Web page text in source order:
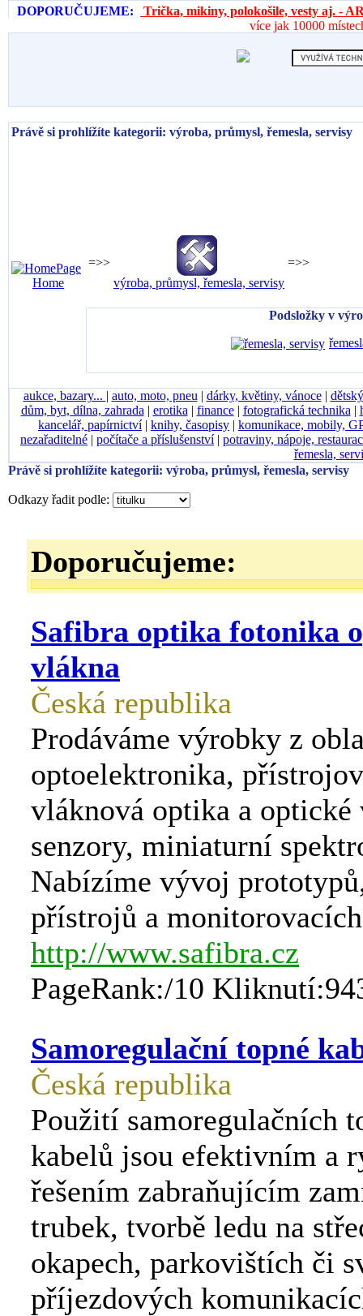
DOPORUČUJEME:
Trička, mikiny, polokošile, vesty aj. -
více jak 10000
Právě si prohlížíte kategorii: výroba, průmysl, řemesla, servisy
Home
=>>
výroba, průmysl, řemesla, servisy
=>>
Podsložky v
aukce, bazary... | auto, moto, pneu | dárky, květiny, vánoce|
dům, byt, dílna, zahrada | erotika | finance| fotografická technika |
kancelář, papírnictví| knihy, časopisy | komunikace, mobily,
nezařaditelné | počítače a příslušenství| potraviny, nápoje,
řemesla,
Právě si prohlížíte kategorii: výroba, průmysl, řemesla, servisy
Odkazy řadit podle:
Doporučujeme:
Safibra optika fotonika
vlákna
Česká republika
Prodáváme výrobky z
optoelektronika,
vláknová optika a optické
senzory, miniaturní
Nabízíme vývoj
přístrojů a
http://www.safibra.cz
PageRank:/10
Samoregulační topné
Česká republika
Použití samoregulačních
kabelů jsou efektivním a
řešením zabraňujícím
trubek, tvorbě ledu na
okapech, parkovištích či
příjezdových